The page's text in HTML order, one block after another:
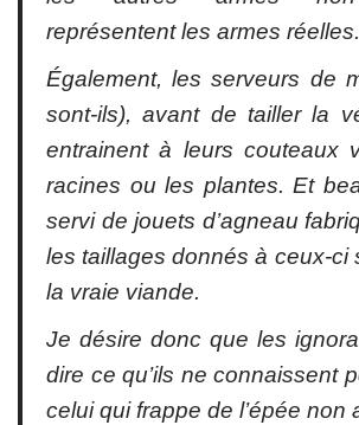
représentent les armes réelles.
Également, les serveurs de
sont-ils), avant de tailler la
entrainent à leurs couteaux
racines ou les plantes.Et
servi de jouets d’agneau
les taillages donnés à ceux-ci
la vraie viande.
Je désire donc que les
dire ce qu’ils ne connaissent
celui qui frappe de l’épée non